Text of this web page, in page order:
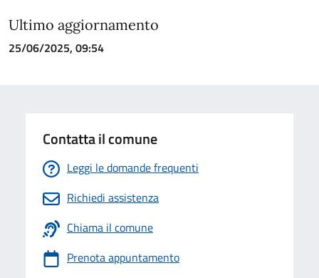
Ultimo aggiornamento
25/06/2025, 09:54
Contatta il comune
Leggi le domande frequenti
Richiedi assistenza
Chiama il comune
Prenota appuntamento